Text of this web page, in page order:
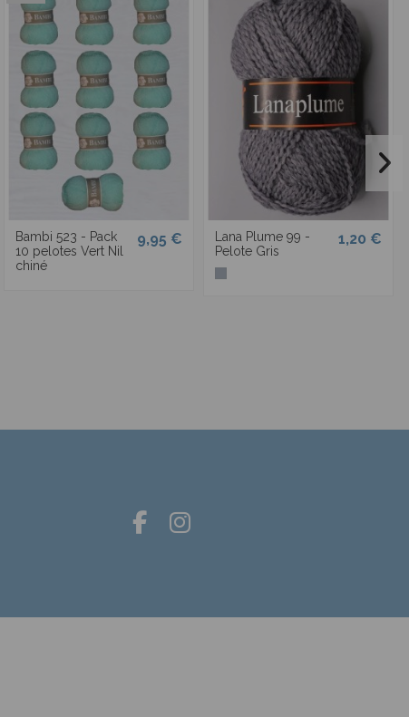
Bambi 523 - Pack
10 pelotes Vert Nil
chiné
9,95 €
Lana Plume 99 -
Pelote Gris
1,20 €